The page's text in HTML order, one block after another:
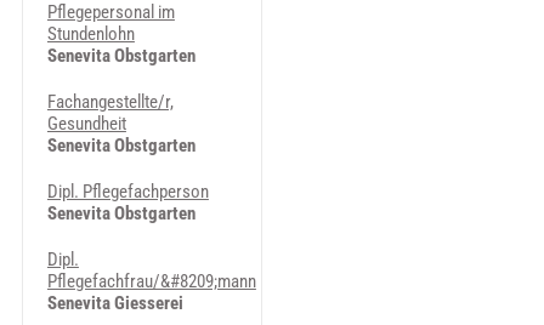
Pflegepersonal im
Stundenlohn
Senevita Obstgarten
Fachangestellte/r,
Gesundheit
Senevita Obstgarten
Dipl. Pflegefachperson
Senevita Obstgarten
Dipl.
Pflegefachfrau/&#8209;mann
Senevita Giesserei